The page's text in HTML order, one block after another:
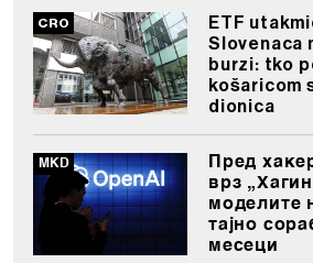
ETF
Slovenaca
burzi: tko
košaricom
dionica
Пред
врз
моделите
тајно
месеци